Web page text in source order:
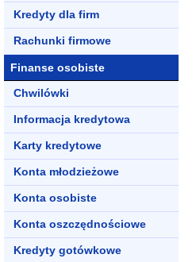
Kredyty dla firm
Rachunki firmowe
Finanse osobiste
Chwilówki
Informacja kredytowa
Karty kredytowe
Konta młodzieżowe
Konta osobiste
Konta oszczędnościowe
Kredyty gotówkowe